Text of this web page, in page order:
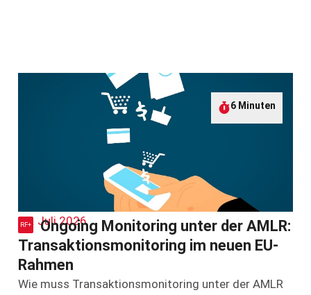
6 Minuten
10. Juli 2026
Ongoing Monitoring unter der AMLR:
Transaktionsmonitoring im neuen EU-
Rahmen
Wie muss Transaktionsmonitoring unter der AMLR